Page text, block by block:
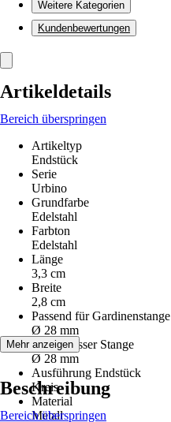
Weitere Kategorien
Kundenbewertungen
Artikeldetails
Bereich überspringen
Artikeltyp
Endstück
Serie
Urbino
Grundfarbe
Edelstahl
Farbton
Edelstahl
Länge
3,3 cm
Breite
2,8 cm
Passend für Gardinenstange
Ø 28 mm
Durchmesser Stange
Ø 28 mm
Ausführung Endstück
Kreis
Material
Metall
Mehr anzeigen
Beschreibung
Bereich überspringen